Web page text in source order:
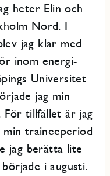
heter Elin och
Nord. I
jag klar med
inom energi-
Universitet
jag min
För tillfället är jag
traineeperiod
jag berätta lite
i augusti.